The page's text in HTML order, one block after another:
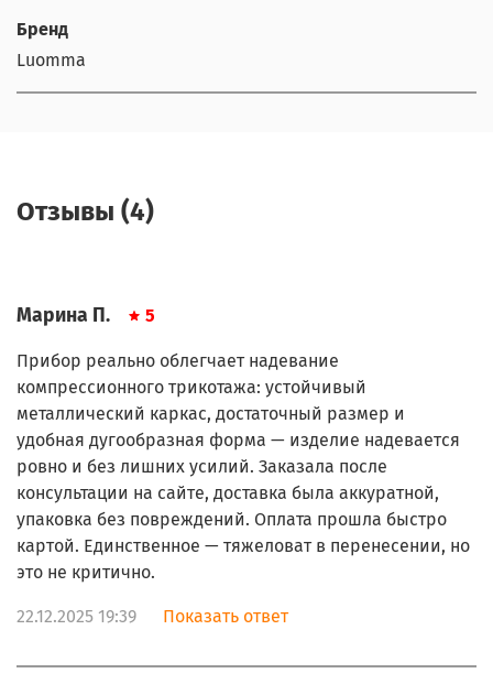
Бренд
Luomma
Отзывы (4)
Марина П. 5
Прибор реально облегчает надевание
компрессионного трикотажа: устойчивый
металлический каркас, достаточный размер и
удобная дугообразная форма — изделие надевается
ровно и без лишних усилий. Заказала после
консультации на сайте, доставка была аккуратной,
упаковка без повреждений. Оплата прошла быстро
картой. Единственное — тяжеловат в перенесении, но
это не критично.
22.12.2025 19:39 Показать ответ